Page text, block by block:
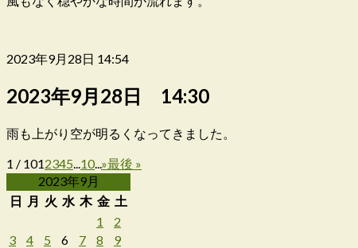
2023年9月28日 14:54
2023年9月28日 14:30
雨も上がり空が明るくなってきました。
1 / 1012345...10...»最後 »
2023年9月
日 月 火 水 木 金 土
1
2
3
4 5 6 7 8
9